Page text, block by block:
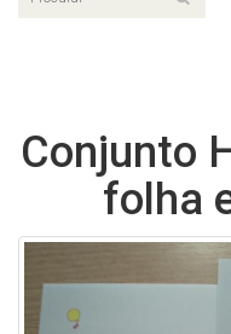
Conjunto
folha